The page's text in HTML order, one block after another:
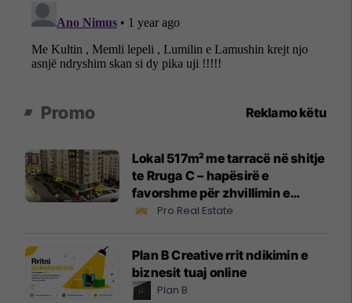
Promo Reklamo këtu
Lokal 517m² me tarracë në shitje
te Rruga C – hapësirë e
favorshme për zhvillimin e
biznesit #15796
Pro Real Estate
Plan B Creative rrit ndikimin e
biznesit tuaj online
Plan B